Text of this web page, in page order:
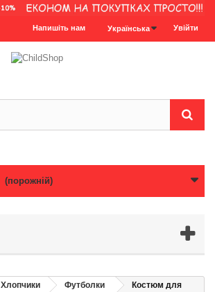
Увійти
Українська
Напишіть нам
(порожній)
Хлопчики Футболки
Костюм для